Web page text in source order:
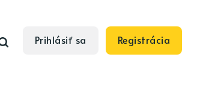
Prihlásiť sa Registrácia